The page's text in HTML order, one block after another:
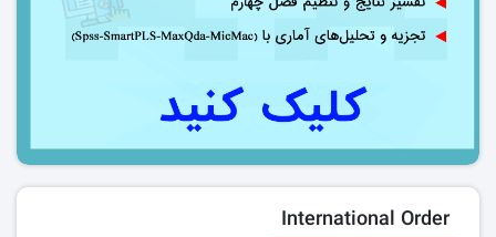
International Order